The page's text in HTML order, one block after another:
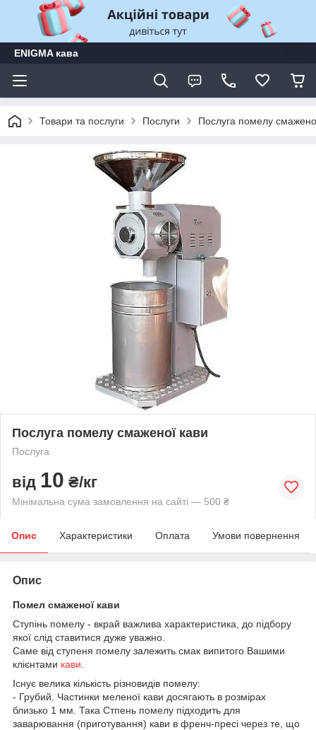
ENIGMA кава
Товари та послуги Послуги Послуга помелу
Послуга помелу смаженої кави
Послуга
від 10 ₴/кг
Мінімальна сума замовлення на сайті — 500 ₴
Опис Характеристики Оплата Умови повернення
Опис
Помел смаженої кави
Ступінь помелу - вкрай важлива характеристика, до підбору
якої слід ставитися дуже уважно.
Саме від ступеня помелу залежить смак випитого Вашими
клієнтами кави
Існує велика кількість різновидів помелу:
- Грубий. Частинки меленої кави досягають в розмірах
близько 1 мм. Така Стпень помелу підходить для
заварювання (приготування) кави в френч-пресі через те, що